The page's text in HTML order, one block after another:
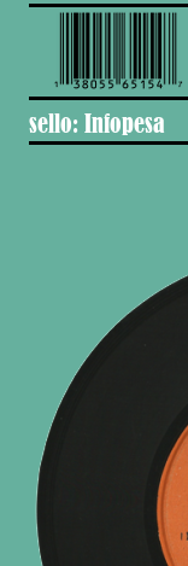
sello: Infopesa